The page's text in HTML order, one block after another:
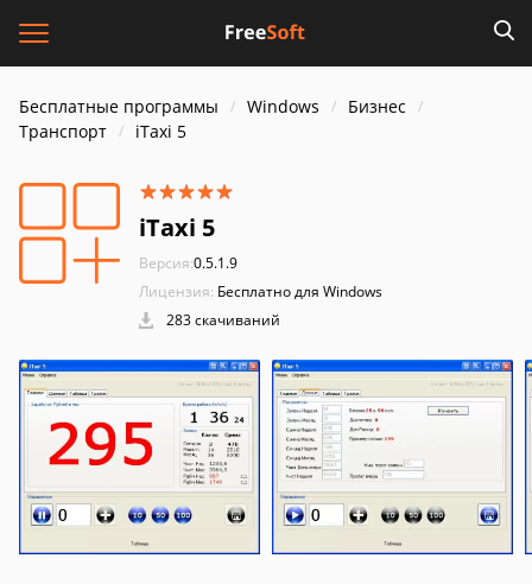
Бесплатные программы Windows
Бизнес
Транспорт
iTaxi 5
iTaxi 5
Версия:0.5.1.9
Лицензия: Бесплатно для Windows
283 скачиваний